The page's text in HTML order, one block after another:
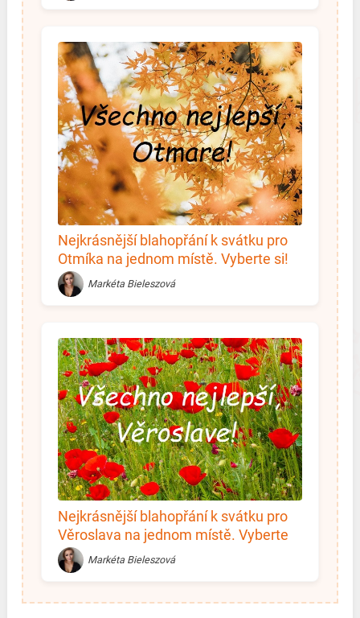
Nejkrásnější blahopřání k svátku pro
Otmíka na jednom místě. Vyberte si!
Markéta Bieleszová
Nejkrásnější blahopřání k svátku pro
Věroslava na jednom místě. Vyberte
si!
Markéta Bieleszová